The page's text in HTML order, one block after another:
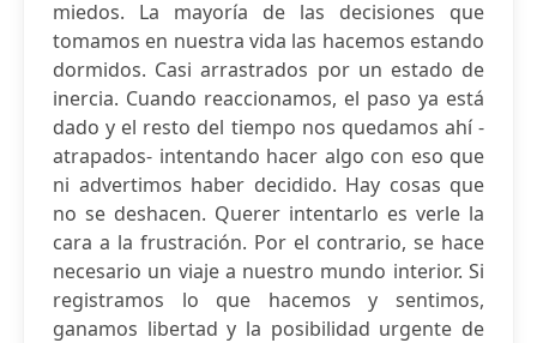
miedos. La mayoría de las decisiones que
tomamos en nuestra vida las hacemos estando
dormidos. Casi arrastrados por un estado de
inercia. Cuando reaccionamos, el paso ya está
dado y el resto del tiempo nos quedamos ahí -
atrapados- intentando hacer algo con eso que
ni advertimos haber decidido. Hay cosas que
no se deshacen. Querer intentarlo es verle la
cara a la frustración. Por el contrario, se hace
necesario un viaje a nuestro mundo interior. Si
registramos lo que hacemos y sentimos,
ganamos libertad y la posibilidad urgente de